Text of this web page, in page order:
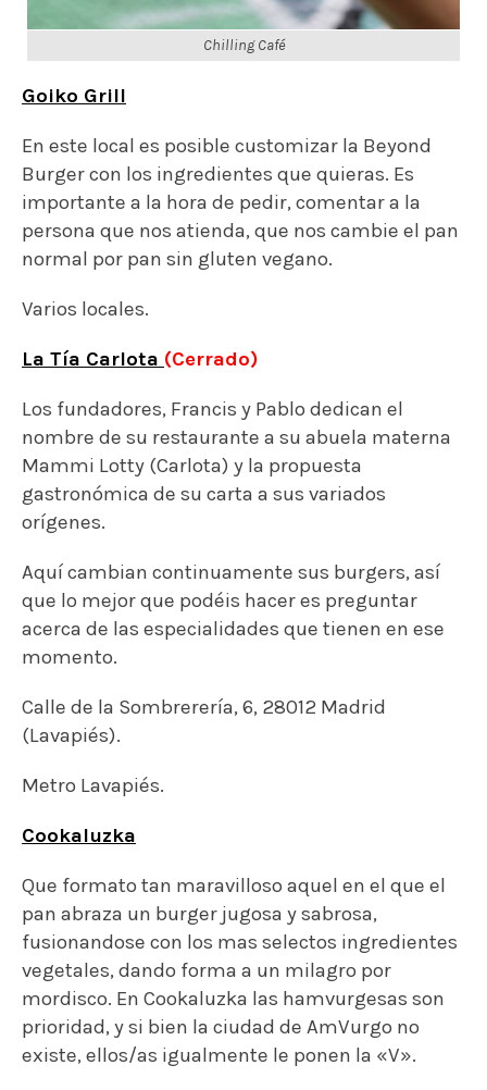
Varios locales.
La Tía Carlota(Cerrado)
nombre de su restaurante a su abuela materna
Mammi Lotty (Carlota) y la propuesta
gastronómica de su carta a sus variados
orígenes.
Aquí cambian continuamente sus burgers, así
que lo mejor que podéis hacer es preguntar
momento.
Calle de la Sombrerería, 6, 28012 Madrid
(Lavapiés).
Metro Lavapiés.
Cookaluzka
Que formato tan maravilloso aquel en el que el
pan abraza un burger jugosa y sabrosa,
fusionandose con los mas selectos ingredientes
mordisco. En Cookaluzka las hamvurgesas son
prioridad, y si bien la ciudad de AmVurgo no
Cook-A-Burger, Platano Burger, Tender Crispy
(triple burger con especias latinomericanas, tres
deliciosos pisos de burger, tomate, lechugas,
cebollas y salsas secretas cubiertas por tostas
de platano macho).
Calle de Lira, 8, 28007 Madrid (Estrella).